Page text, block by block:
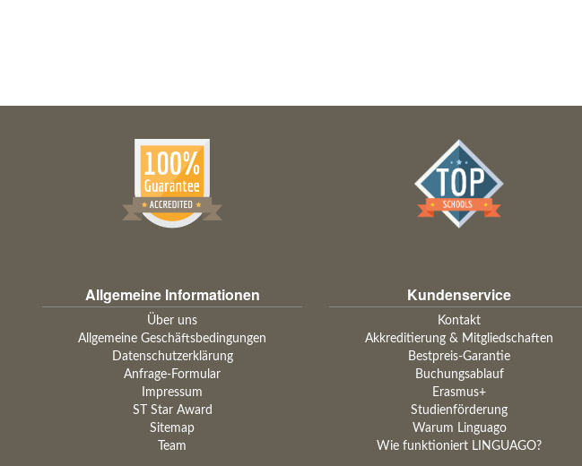
Allgemeine Informationen
Über uns
Allgemeine Geschäftsbedingungen
Datenschutzerklärung
Anfrage-Formular
Impressum
ST Star Award
Sitemap
Team
Kundenservice
Kontakt
Akkreditierung & Mitgliedschaften
Bestpreis-Garantie
Buchungsablauf
Erasmus+
Studienförderung
Warum Linguago
Wie funktioniert LINGUAGO?